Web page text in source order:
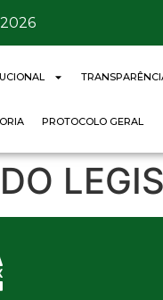
PROTOCOLO GERAL